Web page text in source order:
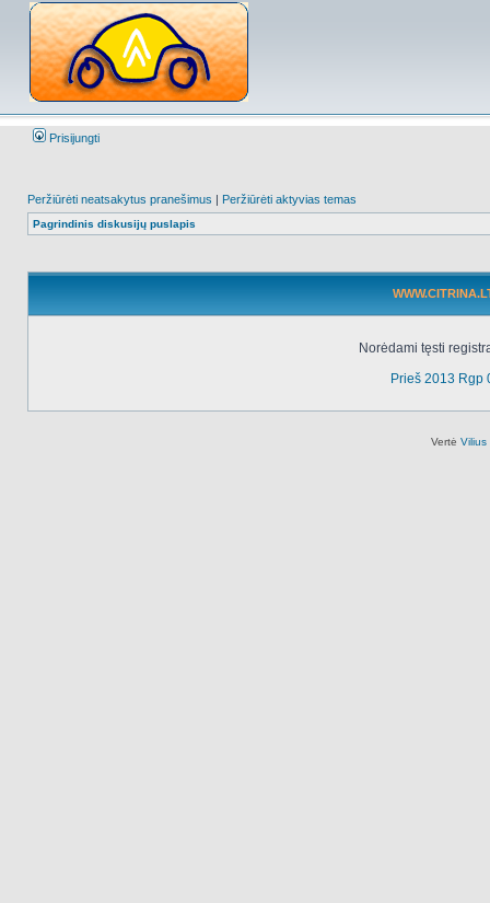
Prisijungti
Peržiūrėti neatsakytus pranešimus | Peržiūrėti aktyvias temas
Pagrindinis diskusijų puslapis
Norėdami tęsti
Prieš 2013 Rgp
Vertė Vilius